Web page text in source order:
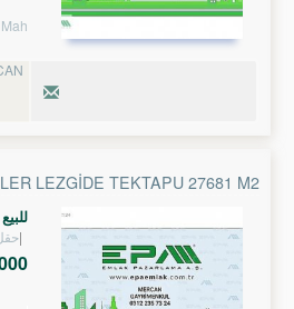
LEZGİDE TEKTAPU 27681 M2
للبيع
TL